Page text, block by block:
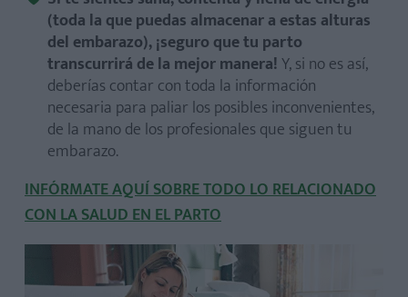
(toda la que puedas almacenar a estas alturas
del embarazo), ¡seguro que tu parto
transcurrirá de la mejor manera!Y, si no es así,
deberías contar con toda la información
necesaria para paliar los posibles inconvenientes,
de la mano de los profesionales que siguen tu
embarazo.
INFÓRMATE AQUÍ SOBRE TODO LO RELACIONADO
CON LA SALUD EN EL PARTO